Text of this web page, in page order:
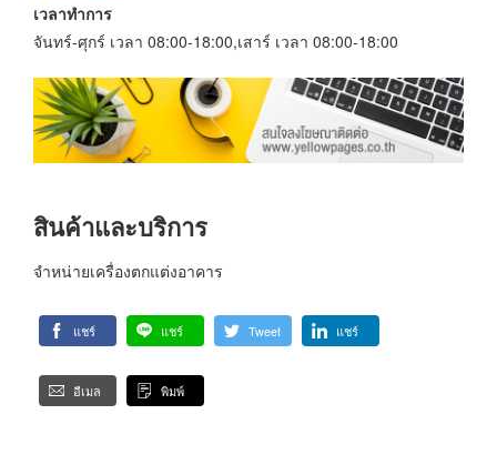
เวลาทำการ
จันทร์-ศุกร์ เวลา 08:00-18:00,เสาร์ เวลา 08:00-18:00
สินค้าและบริการ
จำหน่ายเครื่องตกแต่งอาคาร
แชร์ แชร์ Tweet แชร์
อีเมล พิมพ์